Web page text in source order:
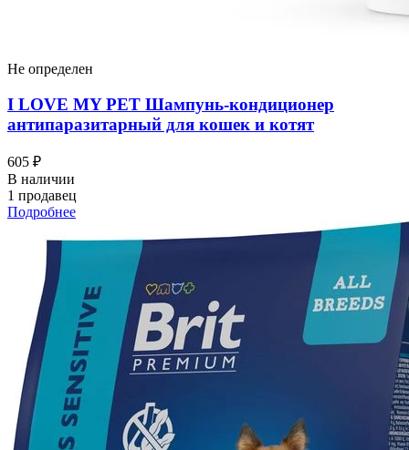
Не определен
I LOVЕ MY PET Шампунь-кондиционер
антипаразитарный для кошек и котят
605 ₽
В наличии
1 продавец
Подробнее